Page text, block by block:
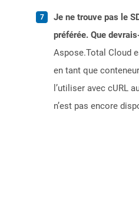
Je ne trouve pas le
préférée. Que
Aspose.Total Cloud
en tant que
l’utiliser avec cURL
n’est pas encore